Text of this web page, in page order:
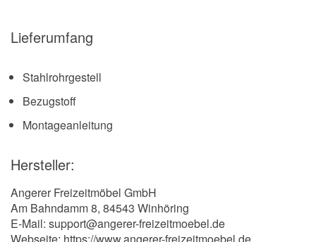
Lieferumfang
Stahlrohrgestell
Bezugstoff
Montageanleitung
Hersteller:
Angerer Freizeitmöbel GmbH
Am Bahndamm 8, 84543 Winhöring
E-Mail: support@angerer-freizeitmoebel.de